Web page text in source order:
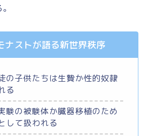
ナストが語る新世界秩序
の子供たちは生贄か性的奴隷
る
験の被験体か臓器移植のため
して扱われる